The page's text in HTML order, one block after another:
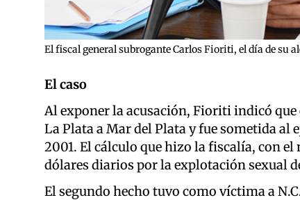
El fiscal general subrogante Carlos Fioriti, el día de su
El caso
Al exponer la acusación, Fioriti indicó que
La Plata a Mar del Plata y fue sometida al
2001. El cálculo que hizo la fiscalía, con
dólares diarios por la explotación sexual
El segundo hecho tuvo como víctima a